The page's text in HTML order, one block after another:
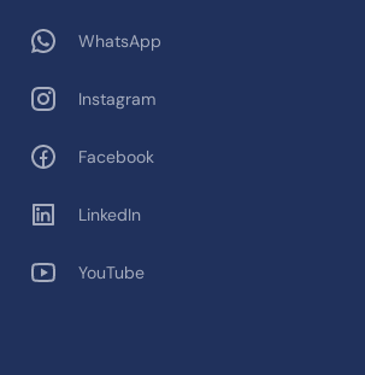
WhatsApp
Instagram
Facebook
LinkedIn
YouTube